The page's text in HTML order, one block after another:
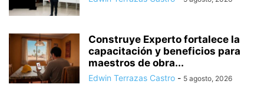
Construye Experto fortalece la
capacitación y beneficios para
maestros de obra...
Edwin Terrazas Castro - 5 agosto, 2026